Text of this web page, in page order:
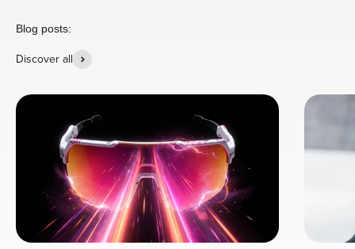
Blog posts:
Discover all